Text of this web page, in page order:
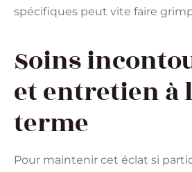
spécifiques peut vite faire
Soins
et entretien à
terme
Pour maintenir cet éclat si